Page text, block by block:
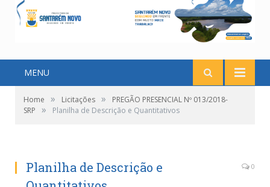
MENU
Home » Licitações »
PREGÃO PRESENCIAL Nº 013/2018-
SRP
» Planilha de Descrição e Quantitativos
Planilha de Descrição e
0